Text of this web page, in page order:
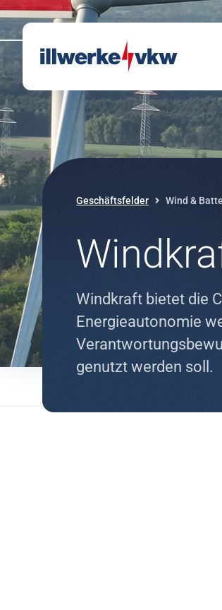
Direkt zum Inhalt
Direkt zur Navigation
Geschäftsfelder Wind &
Windkraft bietet die
Energieautonomie
genutzt werden soll.